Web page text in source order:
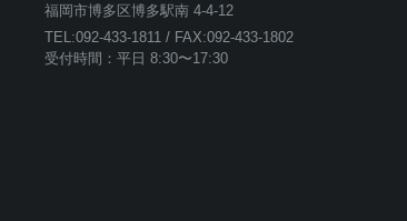
福岡市博多区博多駅南 4-4-12
TEL:092-433-1811 / FAX:092-433-1802
受付時間：平日 8:30〜17:30